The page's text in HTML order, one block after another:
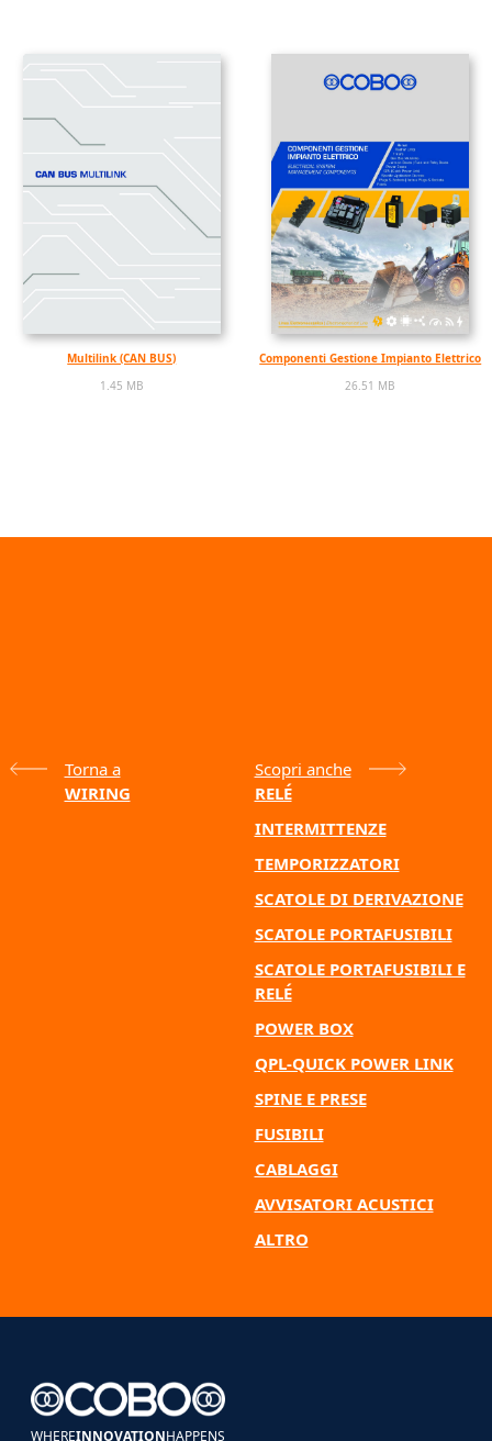
Multilink (CAN BUS)
1.45 MB
Componenti Gestione Impianto Elettrico
26.51 MB
Torna a
WIRING
Scopri anche
RELÉ
INTERMITTENZE
TEMPORIZZATORI
SCATOLE DI DERIVAZIONE
SCATOLE PORTAFUSIBILI
SCATOLE PORTAFUSIBILI E
RELÉ
POWER BOX
QPL-QUICK POWER LINK
SPINE E PRESE
FUSIBILI
CABLAGGI
AVVISATORI ACUSTICI
ALTRO
WHEREINNOVATIONHAPPENS